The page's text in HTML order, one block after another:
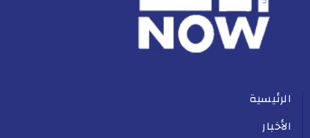
الرئيسية
الأخبار